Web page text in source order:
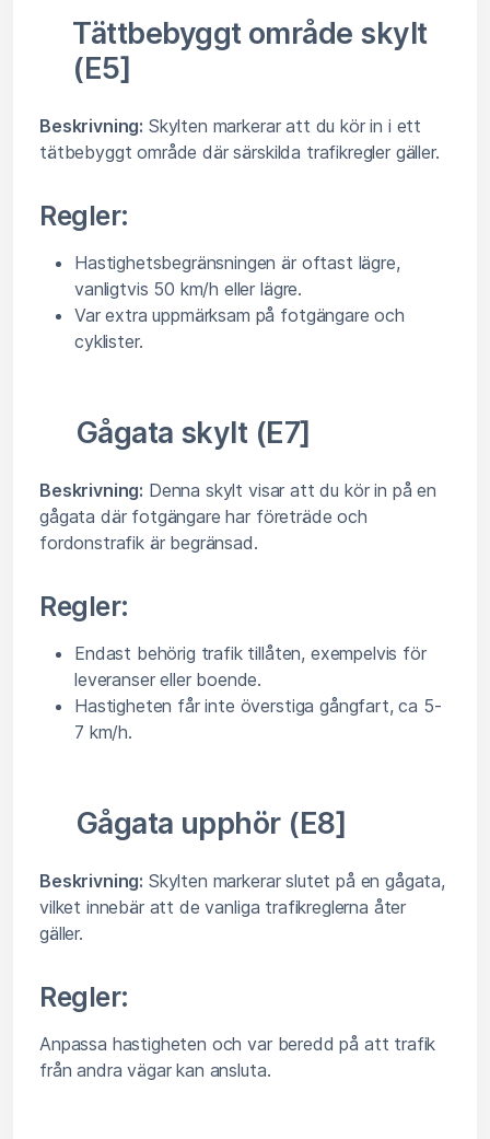
Tättbebyggt område skylt
(E5]
Beskrivning: Skylten markerar att du kör in i ett
tätbebyggt område där särskilda trafikregler gäller.
Regler:
Hastighetsbegränsningen är oftast lägre,
vanligtvis 50 km/h eller lägre.
Var extra uppmärksam på fotgängare och
cyklister.
Gågata skylt (E7]
Beskrivning: Denna skylt visar att du kör in på en
gågata där fotgängare har företräde och
fordonstrafik är begränsad.
Regler:
Endast behörig trafik tillåten, exempelvis för
leveranser eller boende.
Hastigheten får inte överstiga gångfart, ca 5-
7 km/h.
Gågata upphör (E8]
Beskrivning: Skylten markerar slutet på en gågata,
vilket innebär att de vanliga trafikreglerna åter
gäller.
Regler:
Anpassa hastigheten och var beredd på att trafik
från andra vägar kan ansluta.